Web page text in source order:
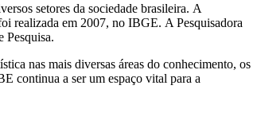
setores da sociedade brasileira. A
realizada em 2007, no IBGE. A Pesquisadora
Pesquisa.
nas mais diversas áreas do conhecimento, os
continua a ser um espaço vital para a